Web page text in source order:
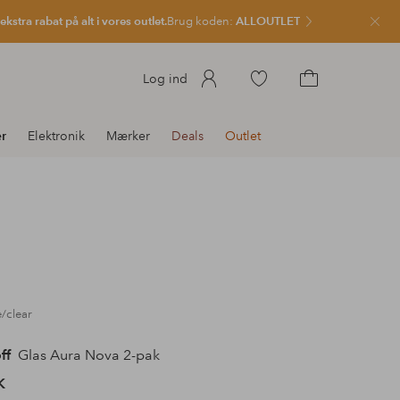
rabat på alt i vores outlet.Brug koden: ALLOUTLET Luk
Log ind
Gå
produkter
Elektronik Mærker Deals Outlet
clear
Glas Aura Nova 2-pak